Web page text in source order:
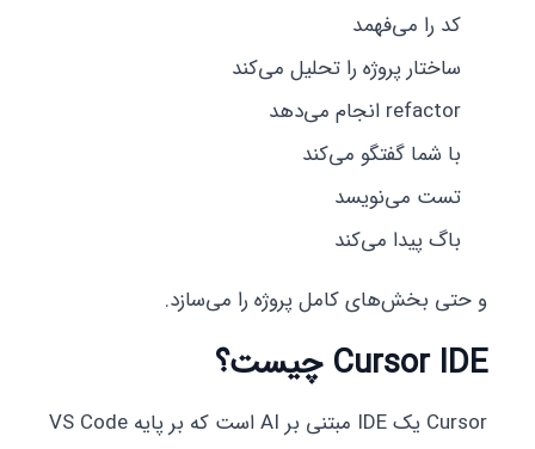
کد را می‌فهمد
ساختار پروژه را تحلیل می‌کند
refactor انجام می‌دهد
با شما گفتگو می‌کند
تست می‌نویسد
باگ پیدا می‌کند
و حتی بخش‌های کامل پروژه را می‌سازد.
Cursor IDE چیست؟
Cursor یک IDE مبتنی بر AI است که بر پایه VS Code